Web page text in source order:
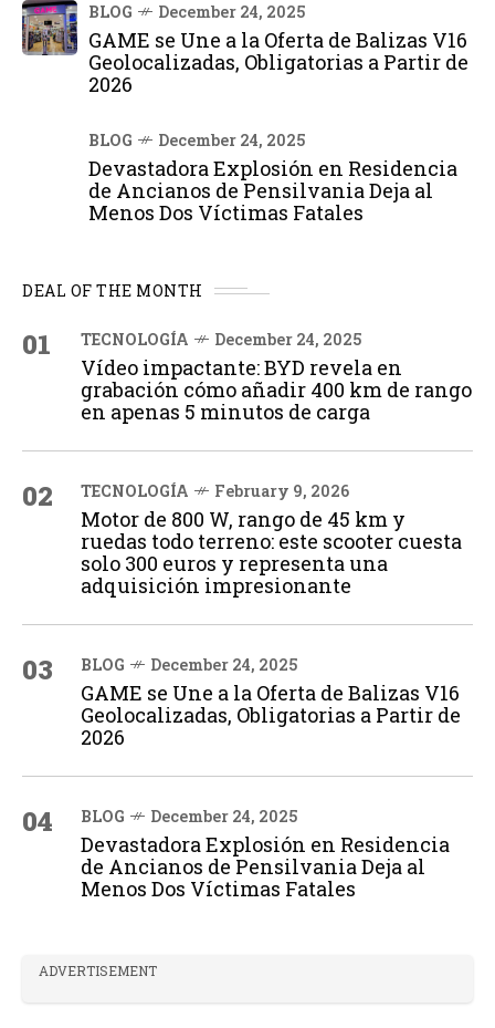
BLOG December 24, 2025
GAME se Une a la Oferta de Balizas V16
Geolocalizadas, Obligatorias a Partir de
2026
BLOG December 24, 2025
Devastadora Explosión en Residencia
de Ancianos de Pensilvania Deja al
Menos Dos Víctimas Fatales
DEAL OF THE MONTH
01 TECNOLOGÍA December 24, 2025
Vídeo impactante: BYD revela en
grabación cómo añadir 400 km de rango
en apenas 5 minutos de carga
02 TECNOLOGÍA February 9, 2026
Motor de 800 W, rango de 45 km y
ruedas todo terreno: este scooter cuesta
solo 300 euros y representa una
adquisición impresionante
03 BLOG December 24, 2025
GAME se Une a la Oferta de Balizas V16
Geolocalizadas, Obligatorias a Partir de
2026
04 BLOG December 24, 2025
Devastadora Explosión en Residencia
de Ancianos de Pensilvania Deja al
Menos Dos Víctimas Fatales
ADVERTISEMENT